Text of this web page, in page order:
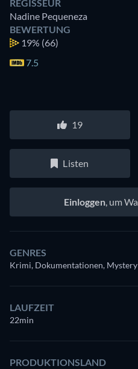
REGISSEUR
Nadine Pequeneza
BEWERTUNG
19% (66)
7.5
19
Listen
Einloggen, um
GENRES
Krimi, Dokumentationen,
LAUFZEIT
22min
PRODUKTIONSLAND